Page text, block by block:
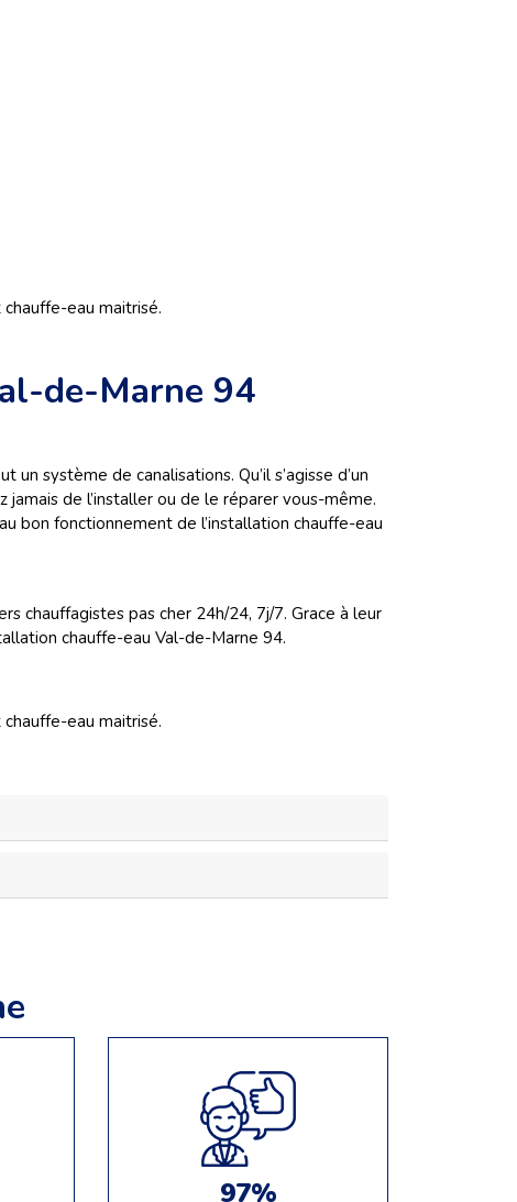
eau maitrisé.
de-Marne 94
système de canalisations. Qu’il s’agisse d’un
de l’installer ou de le réparer vous-même.
bon fonctionnement de l’installation chauffe-eau
chauffagistes pas cher 24h/24, 7j/7. Grace à leur
chauffe-eau Val-de-Marne 94.
eau maitrisé.
97%